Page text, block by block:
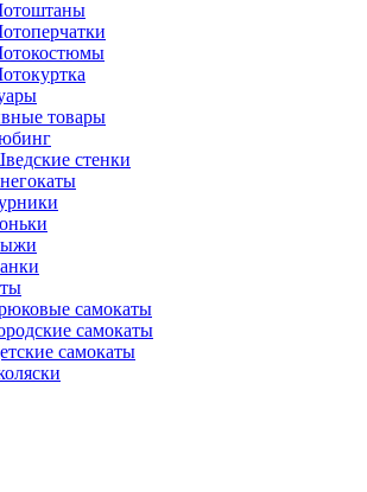
товары
стенки
самокаты
самокаты
самокаты